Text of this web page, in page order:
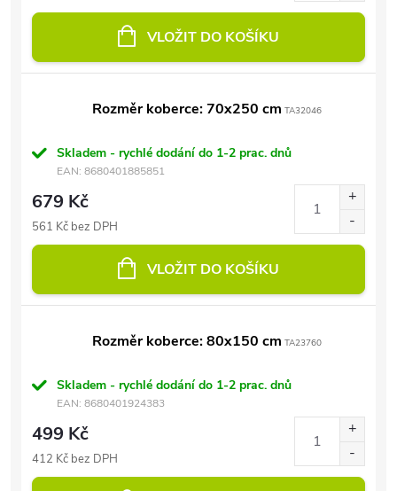
VLOŽIT DO KOŠÍKU
Rozměr koberce: 70x250 cm TA32046
Skladem - rychlé dodání do 1-2 prac. dnů
EAN: 8680401885851
679 Kč
561 Kč bez DPH
VLOŽIT DO KOŠÍKU
Rozměr koberce: 80x150 cm TA23760
Skladem - rychlé dodání do 1-2 prac. dnů
EAN: 8680401924383
499 Kč
412 Kč bez DPH